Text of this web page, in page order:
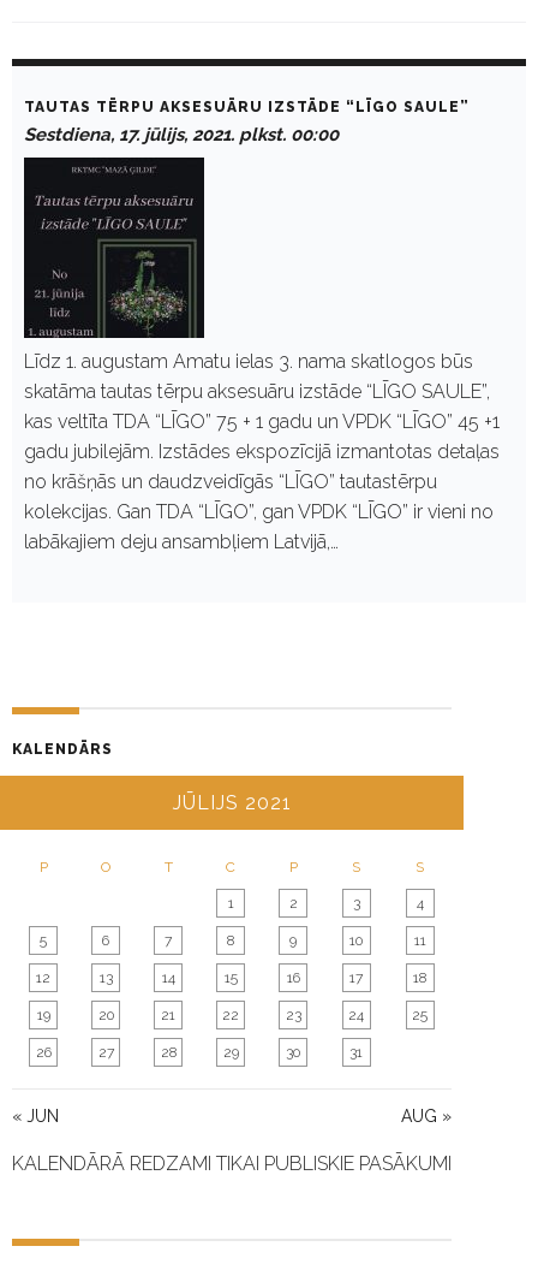
2
TAUTAS TĒRPU AKSESUĀRU IZSTĀDE “LĪGO SAULE”
Sestdiena, 17. jūlijs, 2021. plkst. 00:00
Līdz 1. augustam Amatu ielas 3. nama skatlogos būs
skatāma tautas tērpu aksesuāru izstāde “LĪGO SAULE”,
kas veltīta TDA “LĪGO” 75 + 1 gadu un VPDK “LĪGO” 45 +1
gadu jubilejām. Izstādes ekspozīcijā izmantotas detaļas
no krāšņās un daudzveidīgās “LĪGO” tautastērpu
kolekcijas. Gan TDA “LĪGO”, gan VPDK “LĪGO” ir vieni no
labākajiem deju ansambļiem Latvijā,…
KALENDĀRS
JŪLIJS 2021
P O T C P S S
« JUN AUG »
1 2 3 4
5 6 7 8 9 10 11
12 13 14 15 16 17 18
19 20 21 22 23 24 25
26 27 28 29 30 31
KALENDĀRĀ REDZAMI TIKAI PUBLISKIE PASĀKUMI